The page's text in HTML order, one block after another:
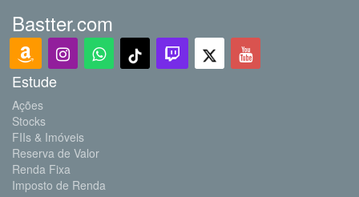
Bastter.com
Estude
Ações
Stocks
FIIs & Imóveis
Reserva de Valor
Renda Fixa
Imposto de Renda